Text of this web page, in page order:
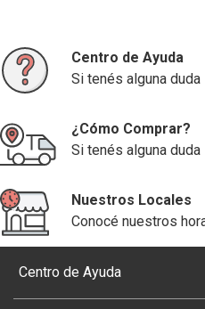
Centro de Ayuda
Si tenés alguna
¿Cómo Comprar?
Si tenés alguna duda
Nuestros Locales
Conocé nuestros
Centro de Ayuda